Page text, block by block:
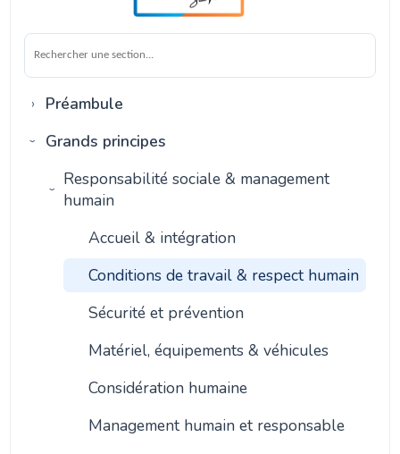
Préambule
Grands principes
Responsabilité sociale & management
humain
Accueil & intégration
Conditions de travail & respect humain
Sécurité et prévention
Matériel, équipements & véhicules
Considération humaine
Management humain et responsable